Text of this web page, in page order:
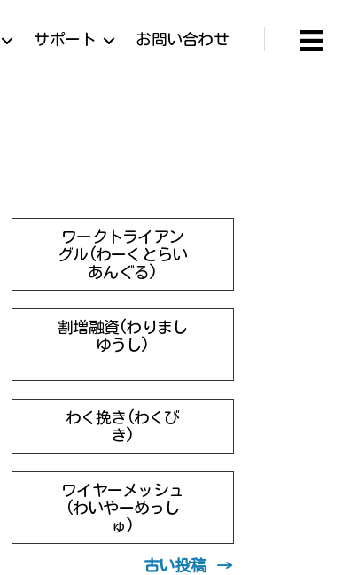
サポート お問い合わせ
ワークトライアン
グル(わーくとらい
あんぐる)
割増融資(わりまし
ゆうし)
わく挽き(わくび
き)
ワイヤーメッシュ
(わいやーめっし
ゅ)
古い投稿 →